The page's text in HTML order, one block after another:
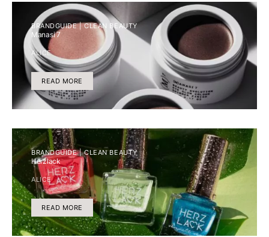
BRANDGUIDE | CLEAN BEAUTY
Manasi 7
ALICE
READ MORE
BRANDGUIDE | CLEAN BEAUTY
Herzlack
ALICE
READ MORE